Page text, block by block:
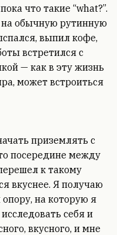
что такие “what?”.
обычную рутинную
выпил кофе,
встретился с
— как в эту жизнь
может встроиться
приземлять с
посередине между
к такому
вкуснее. Я получаю
на которую я
себя и
вкусного, и мне